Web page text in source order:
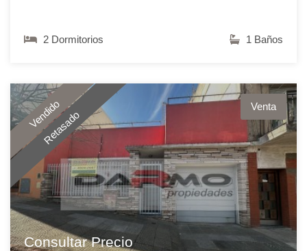
2 Dormitorios 1 Baños
Vendido
Retasado
Venta
Consultar Precio